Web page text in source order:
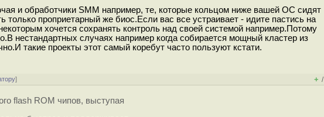
и обработчики SMM например, те, которые кольцом ниже вашей ОС сидят
проприетарный же биос.Если вас все устраивает - идите пастись на
хочется сохранять контроль над своей системой например.Потому
нестандартных случаях например когда собирается мощный кластер из
такие проекты этот самый коребут часто пользуют кстати.
] + /
flash ROM чипов, выступая